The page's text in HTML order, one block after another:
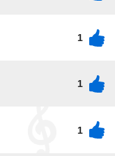
1
1
1